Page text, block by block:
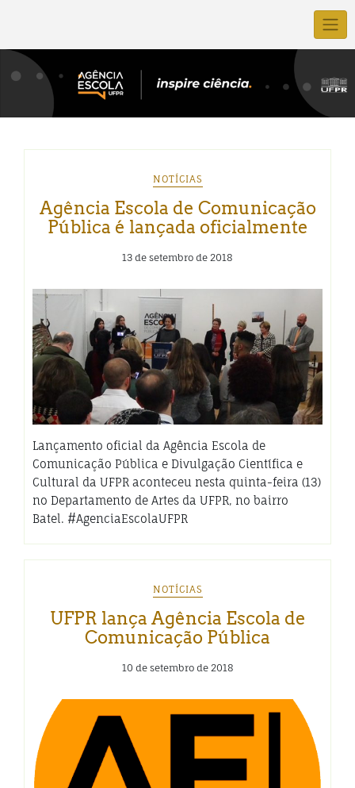
NOTÍCIAS
Agência Escola de Comunicação
Pública é lançada oficialmente
13 de setembro de 2018
Lançamento oficial da Agência Escola de
Comunicação Pública e Divulgação Científica e
Cultural da UFPR aconteceu nesta quinta-feira (13)
no Departamento de Artes da UFPR, no bairro
Batel. #AgenciaEscolaUFPR
NOTÍCIAS
UFPR lança Agência Escola de
Comunicação Pública
10 de setembro de 2018